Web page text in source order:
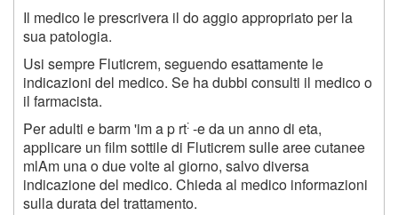
Il medico le prescrivera il do aggio appropriato per la
sua patologia.
Usi sempre Fluticrem, seguendo esattamente le
indicazioni del medico. Se ha dubbi consulti il medico o
il farmacista.
Per adulti e barm 'im a p rt: -e da un anno di eta,
applicare un film sottile di Fluticrem sulle aree cutanee
mlAm una o due volte al giorno, salvo diversa
indicazione del medico. Chieda al medico informazioni
sulla durata del trattamento.